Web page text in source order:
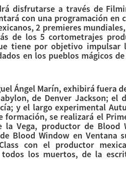
disfrutarse a través de
con una programación en
2 premieres
de los 5 cortometrajes
tiene por objetivo impulsar
en los pueblos mágicos
Ángel Marín, exhibirá fuera
de Denver Jackson; el
y el largo experimental
formación, se realizará el
Vega, productor de Blood
Blood Window en Ventana
con el productor
los muertos, de la